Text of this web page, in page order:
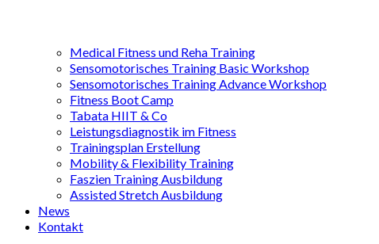
Medical Fitness und Reha Training
Sensomotorisches Training Basic Workshop
Sensomotorisches Training Advance Workshop
Fitness Boot Camp
Tabata HIIT & Co
Leistungsdiagnostik im Fitness
Trainingsplan Erstellung
Mobility & Flexibility Training
Faszien Training Ausbildung
Assisted Stretch Ausbildung
News
Kontakt